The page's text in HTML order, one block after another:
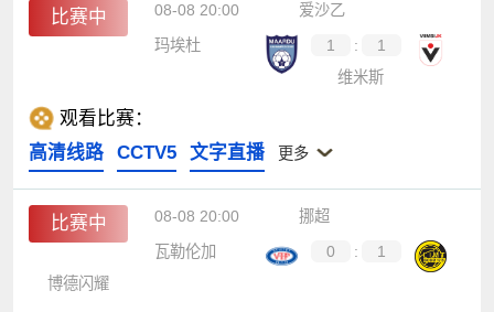
比赛中 08-08 20:00
爱沙乙
玛埃杜
1 :
1
维米斯
观看比赛：
高清线路
CCTV5 文字直播 更多
比赛中 08-08 20:00
挪超
瓦勒伦加
0 :
1
博德闪耀